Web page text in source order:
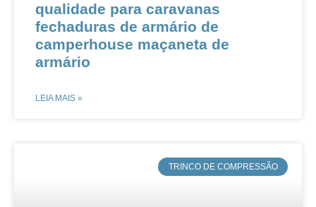
qualidade para caravanas
fechaduras de armário de
camperhouse maçaneta de
armário
LEIA MAIS »
​TRINCO DE COMPRESSÃO